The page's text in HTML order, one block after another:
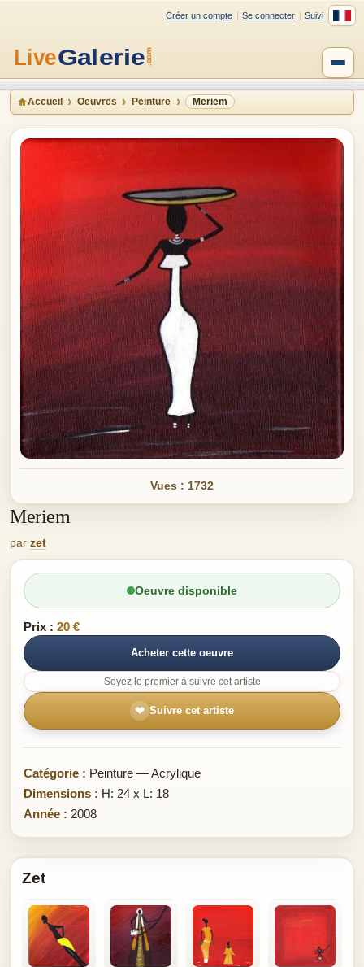
Créer un compte Se connecter Suivi
Accueil Oeuvres Peinture Meriem
Vues : 1732
Meriem
par zet
Oeuvre disponible
Prix : 20 €
Acheter cette oeuvre
Soyez le premier à suivre cet artiste
❤ Suivre cet artiste
Catégorie : Peinture — Acrylique
Dimensions : H: 24 x L: 18
Année : 2008
Zet